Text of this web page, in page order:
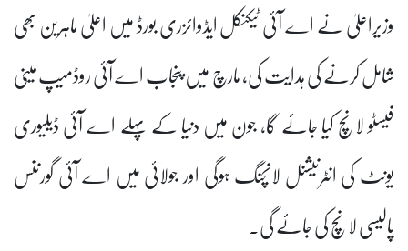
وزیراعلیٰ نے اے آئی ٹیکنکل ایڈوائزری بورڈ میں اعلیٰ ماہرین بھی
شامل کرنے کی ہدایت کی، مارچ میں پنجاب اے آئی روڈمیپ مینی
فیسٹو لانچ کیا جائے گا، جون میں دنیا کے پہلے اے آئی ڈیلیوری
یونٹ کی انٹرنیشنل لانچنگ ہوگی اور جولائی میں اے آئی گورننس
پالیسی لانچ کی جائے گی۔